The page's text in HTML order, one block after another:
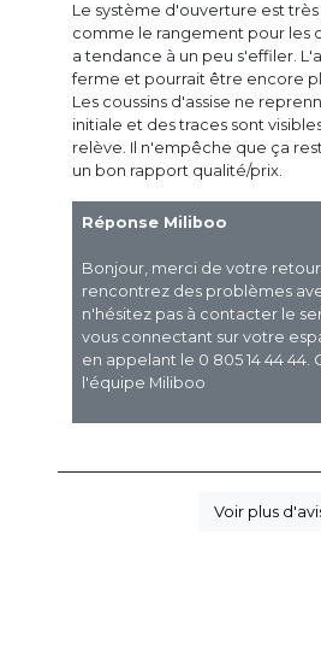
Le système d'ouverture est
comme le rangement pour les
a tendance à un peu s'effiler.
ferme et pourrait être encore
Les coussins d'assise ne
initiale et des traces sont
relève. Il n'empêche que ça
un bon rapport qualité/prix.
Réponse Miliboo
Bonjour, merci de votre
rencontrez des problèmes
n'hésitez pas à contacter le
vous connectant sur votre
en appelant le 0 805 14 44 44.
l'équipe Miliboo
Voir plus